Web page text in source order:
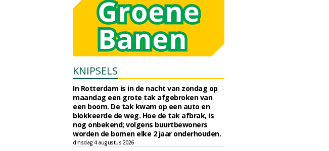
KNIPSELS
In Rotterdam is in de nacht van zondag op
maandag een grote tak afgebroken van
een boom. De tak kwam op een auto en
blokkeerde de weg. Hoe de tak afbrak, is
nog onbekend; volgens buurtbewoners
worden de bomen elke 2 jaar onderhouden.
dinsdag 4 augustus 2026